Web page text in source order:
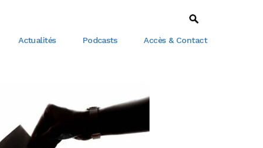
Actualités Podcasts Accès & Contact